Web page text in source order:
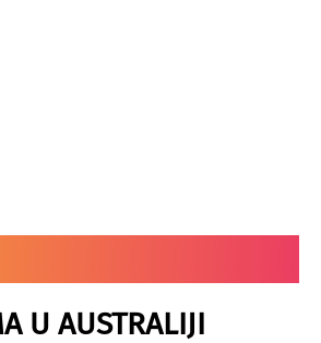
U AUSTRALIJI